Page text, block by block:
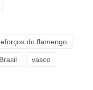
do flamengo
vasco